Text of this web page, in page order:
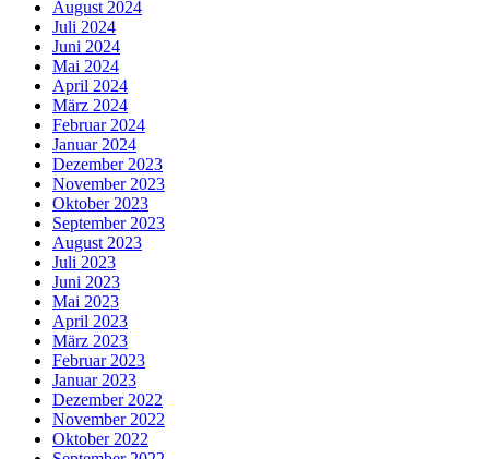
August 2024
Juli 2024
Juni 2024
Mai 2024
April 2024
März 2024
Februar 2024
Januar 2024
Dezember 2023
November 2023
Oktober 2023
September 2023
August 2023
Juli 2023
Juni 2023
Mai 2023
April 2023
März 2023
Februar 2023
Januar 2023
Dezember 2022
November 2022
Oktober 2022